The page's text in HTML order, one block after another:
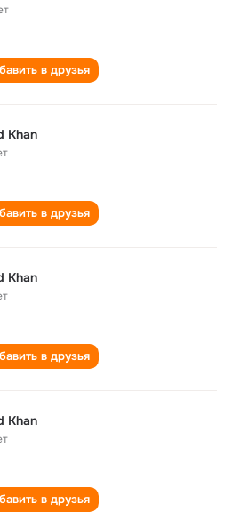
в друзья
Khan
в друзья
Khan
в друзья
Khan
в друзья